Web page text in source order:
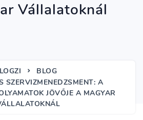
Vállalatoknál
LOGZI
BLOG
SZERVIZMENEDZSMENT: A
JÖVŐJE A MAGYAR